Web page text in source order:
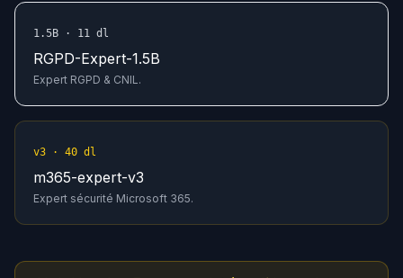
1.5B · 11 dl
RGPD-Expert-1.5B
Expert RGPD & CNIL.
v3 · 40 dl
m365-expert-v3
Expert sécurité Microsoft 365.